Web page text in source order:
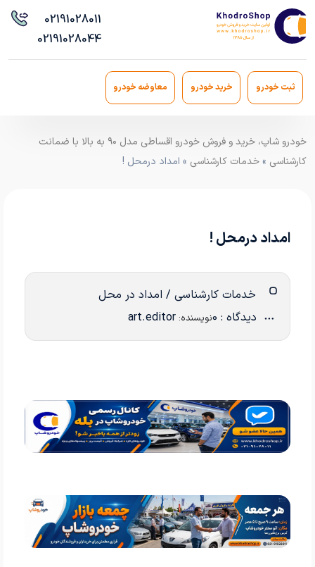
02191028011
02191028044
ثبت خودرو خرید خودرو معاوضه خودرو
خودرو شاپ، خرید و فروش خودرو اقساطی مدل ۹۰ به بالا با ضمانت
کارشناسی »خدمات کارشناسی » امداد درمحل !
امداد درمحل !
خدمات کارشناسی / امداد در محل
دیدگاه : 0 نویسنده: art.editor